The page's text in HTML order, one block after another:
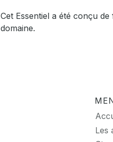
Cet Essentiel a été conçu
domaine.
Les